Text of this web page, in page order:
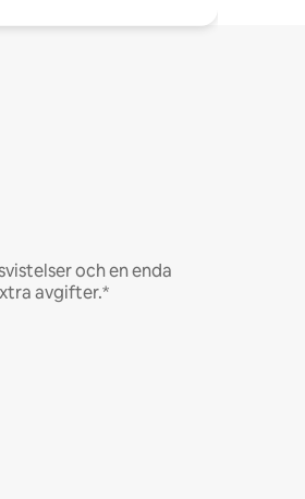
och en enda
avgifter.*